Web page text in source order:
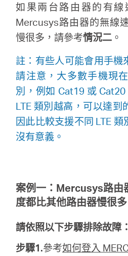
如果兩台路由器的有
Mercusys路由器的無線
慢很多，請參考情況二 。
註：有些人可能會用手機
請注意，大多數手機現
別，例如 Cat19 或
LTE 類別越高，可以達到
因此比較支援不同 LTE
沒有意義。
案例一：Mercusys路由
度都比其他路由器慢很多
請依照以下步驟排除故障：
步驟1.參考如何登入